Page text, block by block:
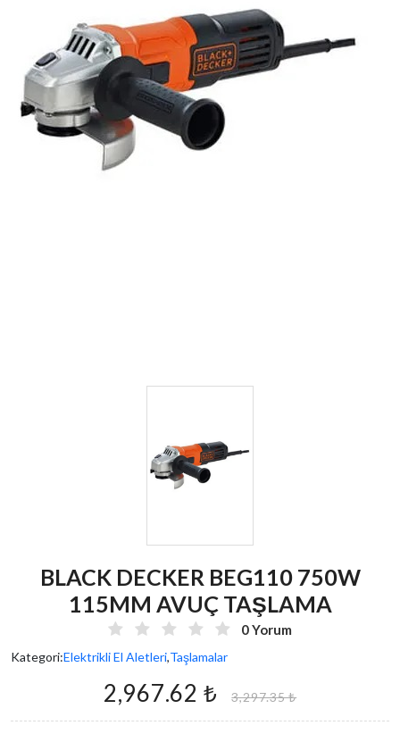
BLACK DECKER BEG110 750W
115MM AVUÇ TAŞLAMA
0 Yorum
Kategori:Elektrikli El Aletleri,Taşlamalar
2,967.62 ₺ 3,297.35 ₺